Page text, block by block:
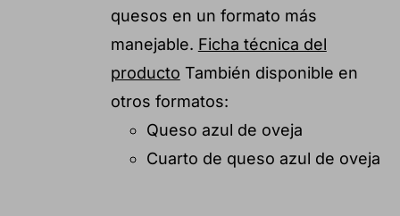
quesos en un formato más
manejable. Ficha técnica del
producto También disponible en
otros formatos:
Queso azul de oveja
Cuarto de queso azul de oveja